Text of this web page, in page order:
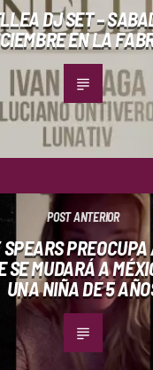
DJ SET –
EN LA
POST ANTERIOR
SE MUDARÁ A
UNA NIÑA DE 5